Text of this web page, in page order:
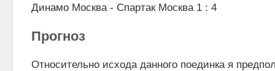
Динамо Москва - Спартак Москва 1 : 4
Прогноз
Относительно исхода данного поединка я